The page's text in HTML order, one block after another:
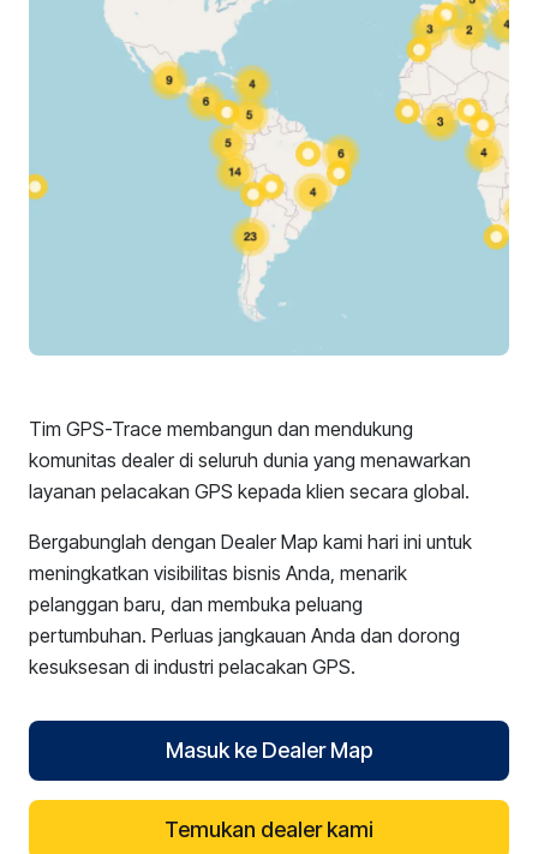
Tim GPS-Trace membangun dan mendukung
komunitas dealer di seluruh dunia yang menawarkan
layanan pelacakan GPS kepada klien secara global.
Bergabunglah dengan Dealer Map kami hari ini untuk
meningkatkan visibilitas bisnis Anda, menarik
pelanggan baru, dan membuka peluang
pertumbuhan. Perluas jangkauan Anda dan dorong
kesuksesan di industri pelacakan GPS.
Masuk ke Dealer Map
Temukan dealer kami